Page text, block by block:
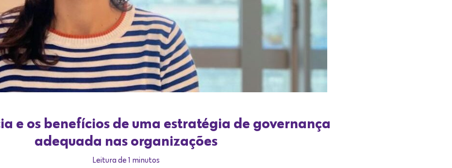
e os benefícios de uma estratégia de governança
adequada nas organizações
Leitura de 1 minutos